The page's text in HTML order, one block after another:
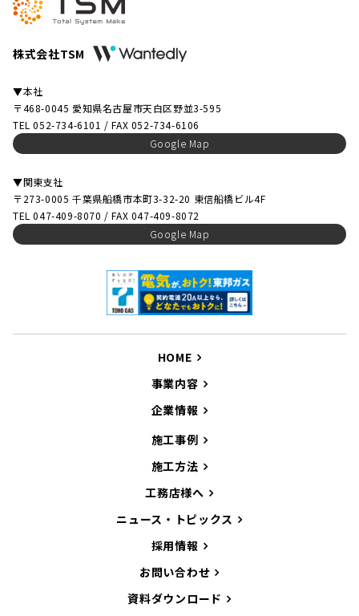
株式会社TSM
▼本社
〒468-0045 愛知県名古屋市天白区野並3-595
TEL 052-734-6101 / FAX 052-734-6106
Google Map
▼関東支社
〒273-0005 千葉県船橋市本町3-32-20 東信船橋ビル4F
TEL 047-409-8070 / FAX 047-409-8072
Google Map
HOME
事業内容
企業情報
施工事例
施工方法
工務店様へ
ニュース・トピックス
採用情報
お問い合わせ
資料ダウンロード